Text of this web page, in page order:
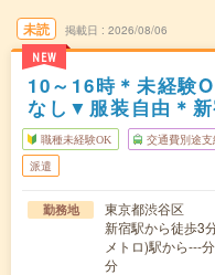
未読
NEW
掲載日 2026/08/06
10～16時＊未経験
なし▼服装自由＊
職種未経験OK 交通費別途支
派遣
勤務地
東京都渋谷区
新宿駅から徒歩3
メトロ)駅から---
分